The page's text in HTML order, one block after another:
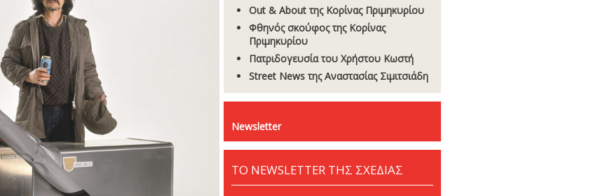
Out & About της Κορίνας Πριμηκυρίου
Φθηνός σκούφος της Κορίνας
Πριμηκυρίου
Πατριδογευσία του Χρήστου Κωστή
Street News της Αναστασίας Σιµιτσιάδη
Newsletter
ΤΟ NEWSLETTER ΤΗΣ ΣΧΕΔΙΑΣ